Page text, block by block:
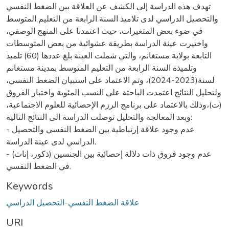
تهدف هذه الدراسة إلى الكشف عن العلاقة بين الضغط النفسي
والتحصيل الدراسي لدى تلاميذ السنة الرابعة من التعليم المتوسط
في ضوء بعض المتغيرات، حيث اعتمدنا على المنهج الوصفي،
واختيرت عينة الدراسة بطريقة عشوائية من بعض المتوسطات
التابعة بولاية مستغانم، والتي شملت العينة بلغ عددها (60) تلميذ
وتلميذة السنة الرابعة من التعليم المتوسط بمدينة مستغانم
لسنة(2023-2024)، وتم الاعتماد على استبيان الضغط النفسي،
ولتحليل النتائج اعتمدت الباحثة على النسب المئوية واختبار الفروق
(ت)،وذلك بالاعتماد على برنامج الرزم الإحصائية للعلوم الاجتماعية،
وبعد المعالجة والتحليل توصلت الدراسة الى النتائج التالية:
- عدم وجود علاقة إرتباطية بين الضغط النفسي والتحصيل
الدراسي لدى عينة الدراسة.
- عدم وجود فروق ذات دلالة إحصائية بين الجنسين (ذكور، إناث)
في الضغط النفسي.
Keywords
علاقة الضغط النفسي-التحصيل الدراسي
URI